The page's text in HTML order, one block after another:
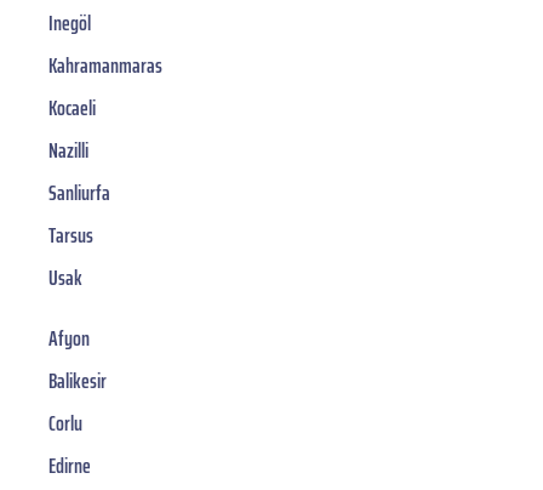
Inegöl
Kahramanmaras
Kocaeli
Nazilli
Sanliurfa
Tarsus
Usak
Afyon
Balikesir
Corlu
Edirne